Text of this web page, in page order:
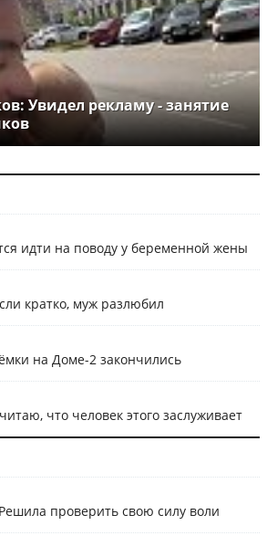
Увидел рекламу - занятие
идти на поводу у беременной жены
кратко, муж разлюбил
на Доме-2 закончились
что человек этого заслуживает
проверить свою силу воли